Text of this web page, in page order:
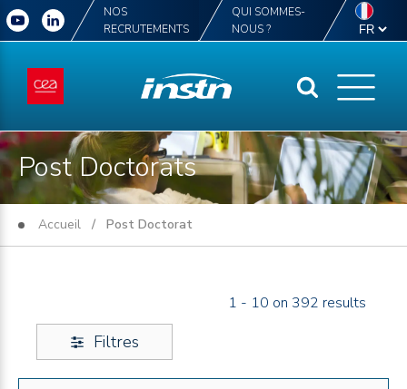
NOS
RECRUTEMENTS
QUI SOMMES-
NOUS ?
Post Doctorats
Accueil / Post Doctorat
1 - 10 on 392 results
Filtres